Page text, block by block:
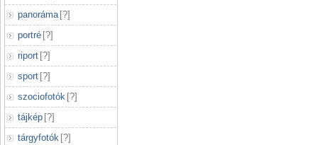
panoráma [?]
portré [?]
riport [?]
sport [?]
szociofotók [?]
tájkép [?]
tárgyfotók [?]